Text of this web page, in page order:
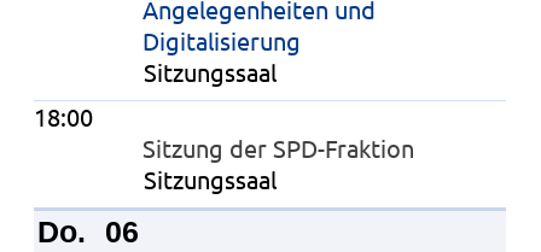
Angelegenheiten und
Digitalisierung
Sitzungssaal
18:00
Sitzung der SPD-Fraktion
Sitzungssaal
Do. 06